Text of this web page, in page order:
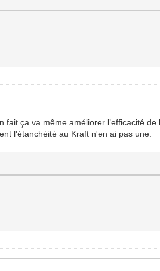
ça va même améliorer l’efficacité
l'étanchéité au Kraft n'en ai pas une.